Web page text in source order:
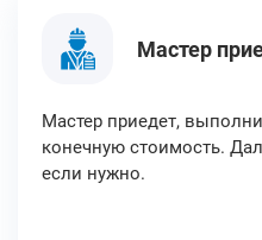
Мастер
Мастер приедет,
конечную стоимость.
если нужно.